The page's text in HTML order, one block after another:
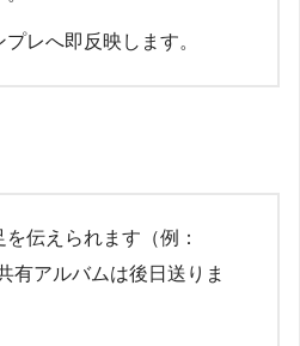
レへ即反映します。
伝えられます（例：
有アルバムは後日送りま